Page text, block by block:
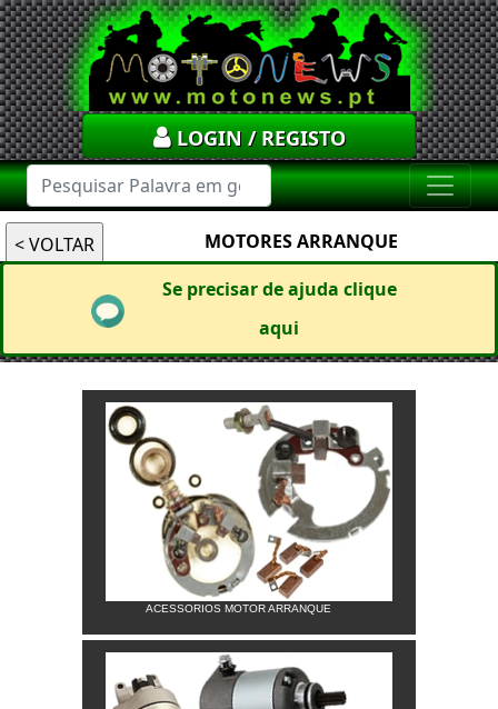
LOGIN / REGISTO
MOTORES ARRANQUE
Se precisar de ajuda clique
aqui
ACESSORIOS MOTOR ARRANQUE